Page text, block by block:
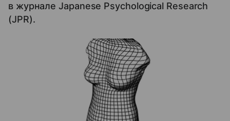
в журнале Japanese Psychological Research
(JPR).